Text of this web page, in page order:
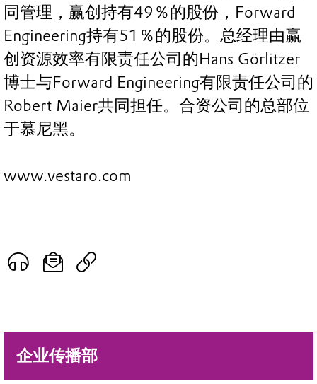
企业传播部
同管理，赢创持有49％的股份，Forward
Engineering持有51％的股份。总经理由赢
创资源效率有限责任公司的Hans Görlitzer
博士与Forward Engineering有限责任公司的
Robert Maier共同担任。合资公司的总部位
于慕尼黑。
www.vestaro.com